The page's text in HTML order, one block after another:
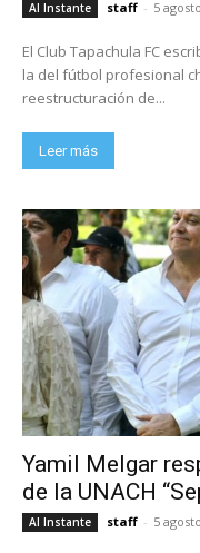
Al Instante staff - 5
El Club Tapachula FC
la del fútbol profesional chiapaneco. Como
reestructuración de...
Leer más
Yamil Melgar
de la UNACH
Al Instante staff - 5